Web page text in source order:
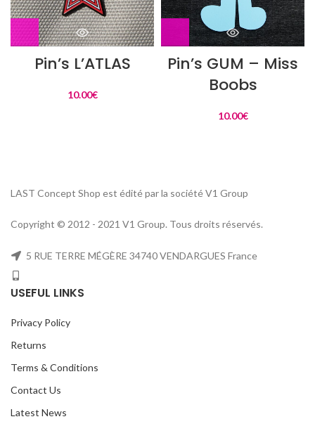
Pin’s L’ATLAS
10.00€
Pin’s GUM – Miss
Boobs
10.00€
LAST Concept Shop est édité par la société V1 Group
Copyright © 2012 - 2021 V1 Group. Tous droits réservés.
5 RUE TERRE MÉGÈRE 34740 VENDARGUES France
USEFUL LINKS
Privacy Policy
Returns
Terms & Conditions
Contact Us
Latest News